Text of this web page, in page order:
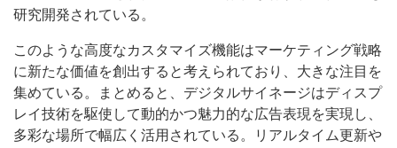
研究開発されている。
このような高度なカスタマイズ機能はマーケティング戦略
に新たな価値を創出すると考えられており、大きな注目を
集めている。まとめると、デジタルサイネージはディスプ
レイ技術を駆使して動的かつ魅力的な広告表現を実現し、
多彩な場所で幅広く活用されている。リアルタイム更新や